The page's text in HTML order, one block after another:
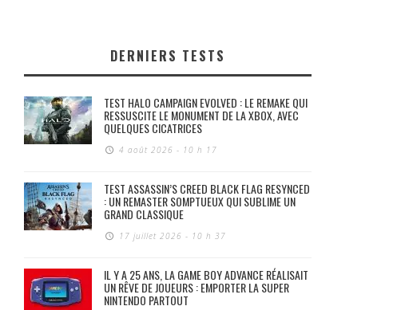
DERNIERS TESTS
TEST HALO CAMPAIGN EVOLVED : LE REMAKE QUI
RESSUSCITE LE MONUMENT DE LA XBOX, AVEC
QUELQUES CICATRICES
4 août 2026 - 10 h 17
TEST ASSASSIN’S CREED BLACK FLAG RESYNCED
: UN REMASTER SOMPTUEUX QUI SUBLIME UN
GRAND CLASSIQUE
17 juillet 2026 - 10 h 37
IL Y A 25 ANS, LA GAME BOY ADVANCE RÉALISAIT
UN RÊVE DE JOUEURS : EMPORTER LA SUPER
NINTENDO PARTOUT